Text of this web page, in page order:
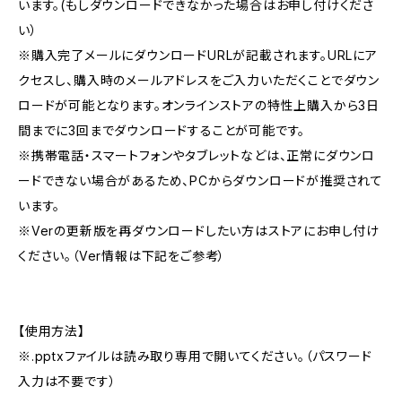
います。(もしダウンロードできなかった場合はお申し付けくださ
い）
※購入完了メールにダウンロードURLが記載されます。URLにア
クセスし、購入時のメールアドレスをご入力いただくことでダウン
ロードが可能となります。オンラインストアの特性上購入から3日
間までに3回までダウンロードすることが可能です。
※携帯電話・スマートフォンやタブレットなどは、正常にダウンロ
ードできない場合があるため、PCからダウンロードが推奨されて
います。
※Verの更新版を再ダウンロードしたい方はストアにお申し付け
ください。（Ver情報は下記をご参考）
【使用方法】
※.pptxファイルは読み取り専用で開いてください。（パスワード
入力は不要です）